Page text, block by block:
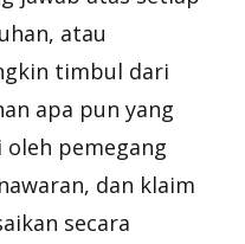
atau
timbul dari
apa pun yang
pemegang
dan klaim
secara